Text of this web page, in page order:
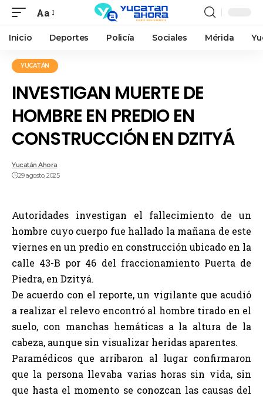
Aa
Inicio Deportes Policía Sociales Mérida
YUCATÁN
INVESTIGAN MUERTE DE
HOMBRE EN PREDIO EN
CONSTRUCCIÓN EN DZITYÁ
Yucatán Ahora
29 agosto, 2025
Autoridades investigan el fallecimiento de un
hombre cuyo cuerpo fue hallado la mañana de este
viernes en un predio en construcción ubicado en la
calle 43-B por 46 del fraccionamiento Puerta de
Piedra, en Dzityá.
De acuerdo con el reporte, un vigilante que acudió
a realizar el relevo encontró al hombre tirado en el
suelo, con manchas hemáticas a la altura de la
cabeza, aunque sin visualizar heridas aparentes.
Paramédicos que arribaron al lugar confirmaron
que la persona llevaba varias horas sin vida, sin
que hasta el momento se conozcan las causas del